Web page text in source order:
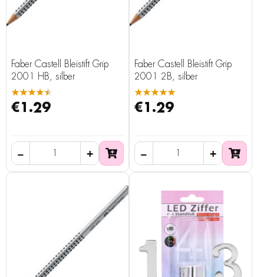
Faber Castell Bleistift Grip
2001 HB, silber
★★★★★
€1.29
Faber Castell Bleistift Grip
2001 2B, silber
★★★★★
€1.29